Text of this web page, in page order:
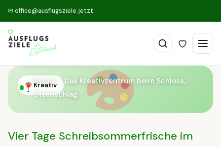
✉ office@ausflugsziele.jetzt
Kreativ
Die Ottilie-Manuskript-
Werkstatt
Ottilie – Das Kreativzentrum beim Schloss,
Ottenschlag
Vier Tage Schreibsommerfrische im